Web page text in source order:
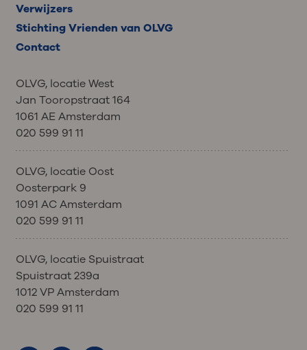
Verwijzers
Stichting Vrienden van OLVG
Contact
OLVG, locatie West
Jan Tooropstraat 164
1061 AE Amsterdam
020 599 91 11
OLVG, locatie Oost
Oosterpark 9
1091 AC Amsterdam
020 599 91 11
OLVG, locatie Spuistraat
Spuistraat 239a
1012 VP Amsterdam
020 599 91 11